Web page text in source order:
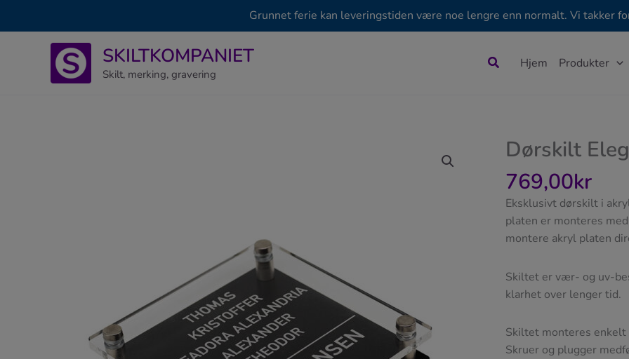
Grunnet ferie kan leveringstiden være noe lengre enn normalt. Vi takker
SKILTKOMPANIET
Skilt, merking, gravering
Søk Hjem Produkter
Dørskilt
769,00kr
Eksklusivt dørskilt i
platen er monteres
montere akryl platen
Skiltet er vær- og uv-
klarhet over lenger tid.
Skiltet monteres enkelt
Skruer og plugger